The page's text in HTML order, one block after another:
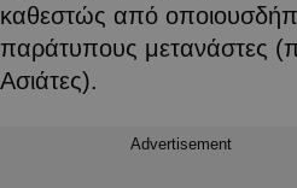
καθεστώς από
παράτυπους μετανάστες
Ασιάτες).
Advertisement